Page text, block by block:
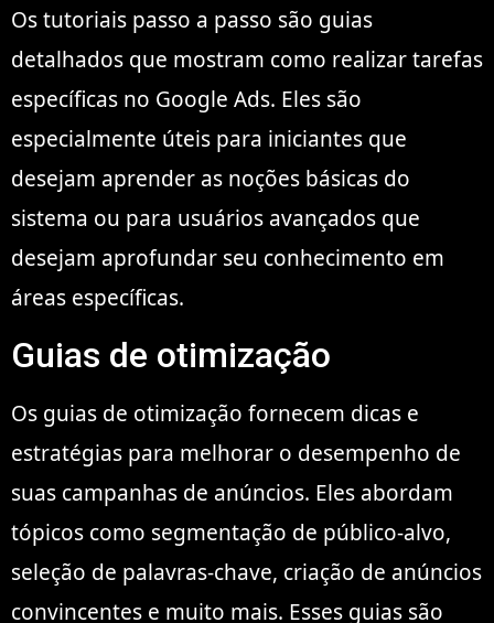
Os tutoriais passo a passo são guias
detalhados que mostram como realizar tarefas
específicas no Google Ads. Eles são
especialmente úteis para iniciantes que
desejam aprender as noções básicas do
sistema ou para usuários avançados que
desejam aprofundar seu conhecimento em
áreas específicas.
Guias de otimização
Os guias de otimização fornecem dicas e
estratégias para melhorar o desempenho de
suas campanhas de anúncios. Eles abordam
tópicos como segmentação de público-alvo,
seleção de palavras-chave, criação de anúncios
convincentes e muito mais. Esses guias são